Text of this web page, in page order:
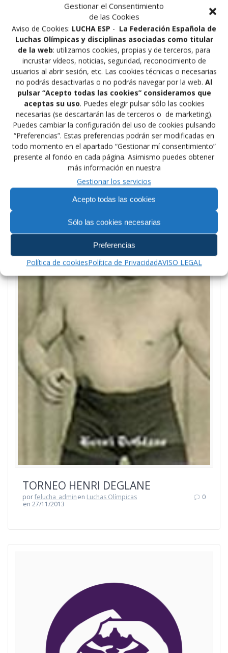
Gestionar el Consentimiento
de las Cookies
Aviso de Cookies: LUCHA ESP - La Federación Española de
Luchas Olímpicas y disciplinas asociadas como titular
de la web: utilizamos cookies, propias y de terceros, para
incrustar vídeos, noticias, seguridad, reconocimiento de
usuarios al abrir sesión, etc. Las cookies técnicas o necesarias
no podrás desactivarlas o no podrás navegar por la web. Al
pulsar “Acepto todas las cookies” consideramos que
aceptas su uso. Puedes elegir pulsar sólo las cookies
necesarias (se descartarán las de terceros o de marketing).
Puedes cambiar la configuración del uso de cookies pulsando
“Preferencias”. Estas preferencias podrán ser modificadas en
todo momento en el apartado “Gestionar mí consentimiento”
presente al fondo en cada página. Asimismo puedes obtener
más información en nuestra
Gestionar los servicios
Acepto todas las cookies
Sólo las cookies necesarias
Preferencias
Política de cookiesPolítica de PrivacidadAVISO LEGAL
TORNEO 25º ANIVERSARIO CLUB DE
LUCHA MARACENA
porfelucha_admin
enLuchas Olímpicas,Últimas Noticias
en 27/12/2013
0
El sábado 14 de diciembre de 2013, se celebró el
Torneo del 25º Aniversario del Club de Luchas
Olímpicas Maracena perteneciente a la Federación
Andaluza de Lucha, con la participación de muchos
aficionados y con la colaboración del Ayuntamiento de
Maracena, y la asistencia al mismo del Concejal de
Deportes de esa localidad. Desde…
Leer más
TORNEO HENRI DEGLANE
porfelucha_adminen Luchas Olímpicas
en 27/11/2013
0